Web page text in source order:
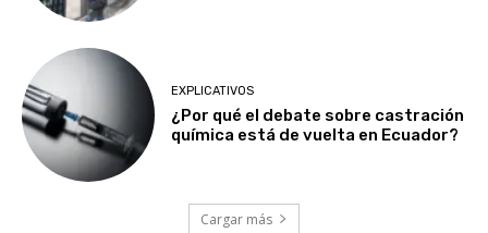
EXPLICATIVOS
¿Por qué el debate sobre castración
química está de vuelta en Ecuador?
Cargar más